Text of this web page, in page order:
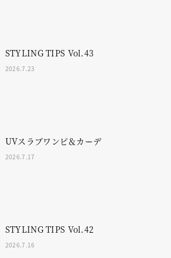
STYLING TIPS Vol.43
2026.7.23
UVスラブワンピ＆カーデ
2026.7.17
STYLING TIPS Vol.42
2026.7.16